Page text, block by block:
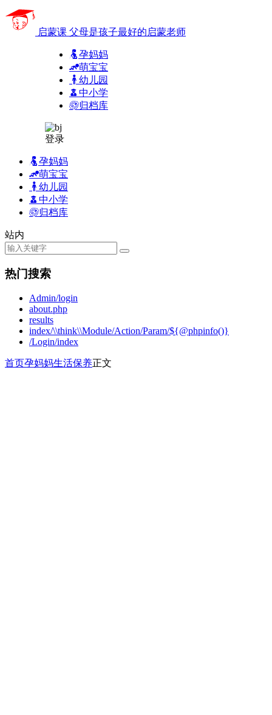
启蒙课 父母是孩子最好的启蒙老师
孕妈妈
萌宝宝
幼儿园
中小学
归档库
登录
孕妈妈
萌宝宝
幼儿园
中小学
归档库
站内
热门搜索
Admin/login
about.php
results
index/\\think\\Module/Action/Param/${@phpinfo()}
/Login/index
首页孕妈妈生活保养正文